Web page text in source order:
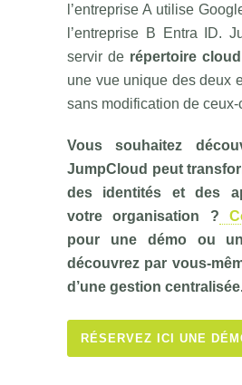
l’entreprise A utilise
l’entreprise B Entra ID.
servir de répertoire
une vue unique des deux
sans modification de ceux-
Vous souhaitez
JumpCloud peut
des identités et des
votre organisation ?
pour une démo ou
découvrez par vous-
d’une gestion
RÉSERVEZ ICI UNE